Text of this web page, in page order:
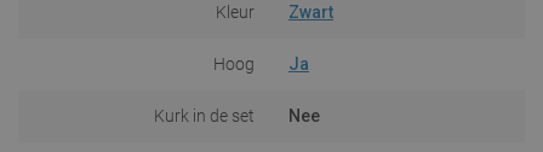
Kleur Zwart
Hoog Ja
Kurk in de set Nee